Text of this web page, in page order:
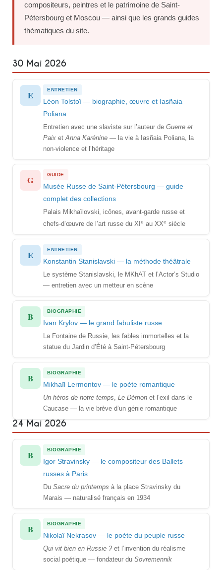
compositeurs, peintres et le patrimoine de Saint-
Pétersbourg et Moscou — ainsi que les grands guides
thématiques du site.
30 Mai 2026
E ENTRETIEN
Léon Tolstoï — biographie, œuvre et Iasñaia
Poliana
Entretien avec une slaviste sur l’auteur de Guerre et
Paix etAnna Karénine — la vie à Iasñaia Poliana, la
non-violence et l’héritage
G GUIDE
Musée Russe de Saint-Pétersbourg — guide
complet des collections
Palais Mikhaïlovski, icônes, avant-garde russe et
chefs-d’œuvre de l’art russe du XI e au XXe siècle
E ENTRETIEN
Konstantin Stanislavski — la méthode théâtrale
Le système Stanislavski, le MKhAT et l’Actor’s Studio
— entretien avec un metteur en scène
B BIOGRAPHIE
Ivan Krylov — le grand fabuliste russe
La Fontaine de Russie, les fables immortelles et la
statue du Jardin d’Été à Saint-Pétersbourg
B BIOGRAPHIE
Mikhaïl Lermontov — le poète romantique
Un héros de notre temps, Le Démon et l’exil dans le
Caucase — la vie brève d’un génie romantique
24 Mai 2026
B BIOGRAPHIE
Igor Stravinsky — le compositeur des Ballets
russes à Paris
Du Sacre du printemps à la place Stravinsky du
Marais — naturalisé français en 1934
B BIOGRAPHIE
Nikolaï Nekrasov — le poète du peuple russe
Qui vit bien en Russie ? et l’invention du réalisme
social poétique — fondateur du Sovremennik